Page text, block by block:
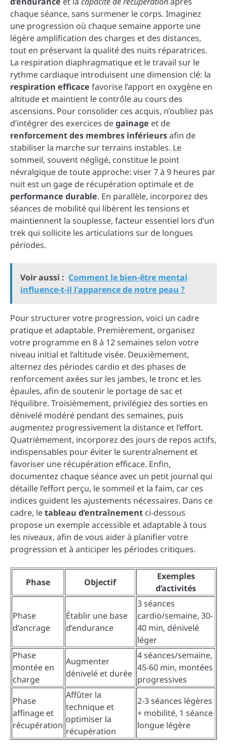
chaque séance, sans surmener le corps. Imaginez
une progression où chaque semaine apporte une
légère amplification des charges et des distances,
tout en préservant la qualité des nuits réparatrices.
La respiration diaphragmatique et le travail sur le
rythme cardiaque introduisent une dimension clé: la
respiration efficace favorise l’apport en oxygène en
altitude et maintient le contrôle au cours des
ascensions. Pour consolider ces acquis, n’oubliez pas
d’intégrer des exercices degainage et de
renforcement des membres inférieursafin de
stabiliser la marche sur terrains instables. Le
sommeil, souvent négligé, constitue le point
névralgique de toute approche: viser 7 à 9 heures par
nuit est un gage de récupération optimale et de
performance durable. En parallèle, incorporez des
séances de mobilité qui libèrent les tensions et
maintiennent la souplesse, facteur essentiel lors d’un
trek qui sollicite les articulations sur de longues
périodes.
Voir aussi : Comment le bien-être mental
influence-t-il l'apparence de notre peau ?
Pour structurer votre progression, voici un cadre
pratique et adaptable. Premièrement, organisez
votre programme en 8 à 12 semaines selon votre
niveau initial et l’altitude visée. Deuxièmement,
alternez des périodes cardio et des phases de
renforcement axées sur les jambes, le tronc et les
épaules, afin de soutenir le portage de sac et
l’équilibre. Troisièmement, privilégiez des sorties en
dénivelé modéré pendant des semaines, puis
augmentez progressivement la distance et l’effort.
Quatrièmement, incorporez des jours de repos actifs,
indispensables pour éviter le surentraînement et
favoriser une récupération efficace. Enfin,
documentez chaque séance avec un petit journal qui
détaille l’effort perçu, le sommeil et la faim, car ces
indices guident les ajustements nécessaires. Dans ce
cadre, letableau d’entraînement ci-dessous
propose un exemple accessible et adaptable à tous
les niveaux, afin de vous aider à planifier votre
progression et à anticiper les périodes critiques.
Phase Objectif
Exemples
d’activités
Phase
d’ancrage
Établir une base
d’endurance
3 séances
cardio/semaine, 30-
40 min, dénivelé
léger
Phase
montée en
charge
Augmenter
dénivelé et durée
4 séances/semaine,
45-60 min, montées
progressives
Phase
affinage et
récupération
Affûter la
technique et
optimiser la
récupération
2-3 séances légères
+ mobilité, 1 séance
longue légère